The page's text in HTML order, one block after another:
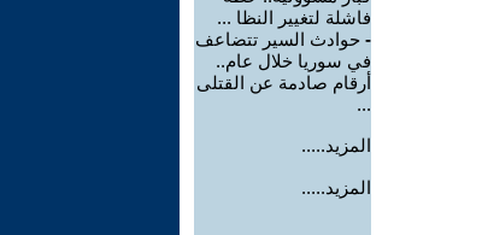
فاشلة لتغيير النظا ...
- حوادث السير تتضاعف
في سوريا خلال عام..
أرقام صادمة عن القتلى
...
المزيد.....
المزيد.....